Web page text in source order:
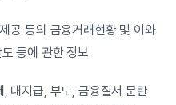
공 등의 금융거래현황 및 이와
등에 관한 정보
대지급, 부도, 금융질서 문란